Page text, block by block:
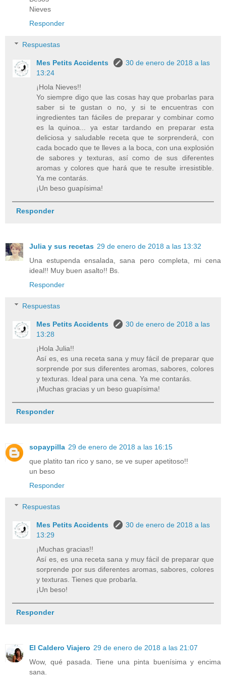
Nieves
Responder
Respuestas
Mes Petits Accidents
30 de enero de 2018 a las
13:24
¡Hola Nieves!!
Yo siempre digo que las cosas hay que probarlas para
saber si te gustan o no, y si te encuentras con
ingredientes tan fáciles de preparar y combinar como
es la quinoa... ya estar tardando en preparar esta
deliciosa y saludable receta que te sorprenderá, con
cada bocado que te lleves a la boca, con una explosión
de sabores y texturas, así como de sus diferentes
aromas y colores que hará que te resulte irresistible.
Ya me contarás.
¡Un beso guapísima!
Responder
Julia y sus recetas 29 de enero de 2018 a las 13:32
Una estupenda ensalada, sana pero completa, mi cena
ideal!! Muy buen asalto!! Bs.
Responder
Respuestas
Mes Petits Accidents
30 de enero de 2018 a las
13:28
¡Hola Julia!!
Así es, es una receta sana y muy fácil de preparar que
sorprende por sus diferentes aromas, sabores, colores
y texturas. Ideal para una cena. Ya me contarás.
¡Muchas gracias y un beso guapísima!
Responder
sopaypilla 29 de enero de 2018 a las 16:15
que platito tan rico y sano, se ve super apetitoso!!
un beso
Responder
Respuestas
Mes Petits Accidents
30 de enero de 2018 a las
13:29
¡Muchas gracias!!
Así es, es una receta sana y muy fácil de preparar que
sorprende por sus diferentes aromas, sabores, colores
y texturas. Tienes que probarla.
¡Un beso!
Responder
El Caldero Viajero 29 de enero de 2018 a las 21:07
Wow, qué pasada. Tiene una pinta buenísima y encima
sana.